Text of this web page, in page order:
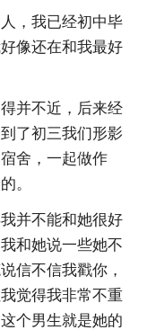
，我已经初中毕
像还在和我最好
并不近，后来经
了初三我们形影
舍，一起做作
。
并不能和她很好
和她说一些她不
信不信我戳你，
觉得我非常不重
个男生就是她的